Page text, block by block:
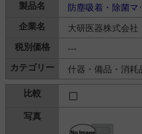
防塵吸着・除菌
大研医器株式会社
---
什器・備品・消耗